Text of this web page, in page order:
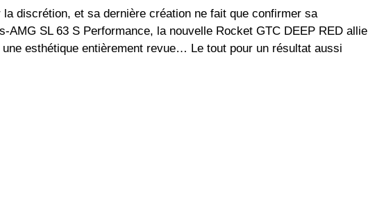
la discrétion, et sa dernière création ne fait que confirmer sa
AMG SL 63 S Performance, la nouvelle Rocket GTC DEEP RED allie
esthétique entièrement revue… Le tout pour un résultat aussi